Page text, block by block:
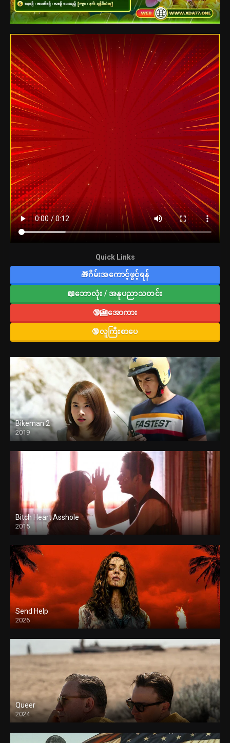
Quick Links
🎁ဂိမ်းအကောင့်ဖွင့်ရန်
📖ဘောလုံး / အနုပညာသတင်း
🔞🎦အောကား
🔞လူကြီးစာပေ
Bikeman 2
2019
Bitch Heart Asshole
2015
Send Help
2026
Queer
2024